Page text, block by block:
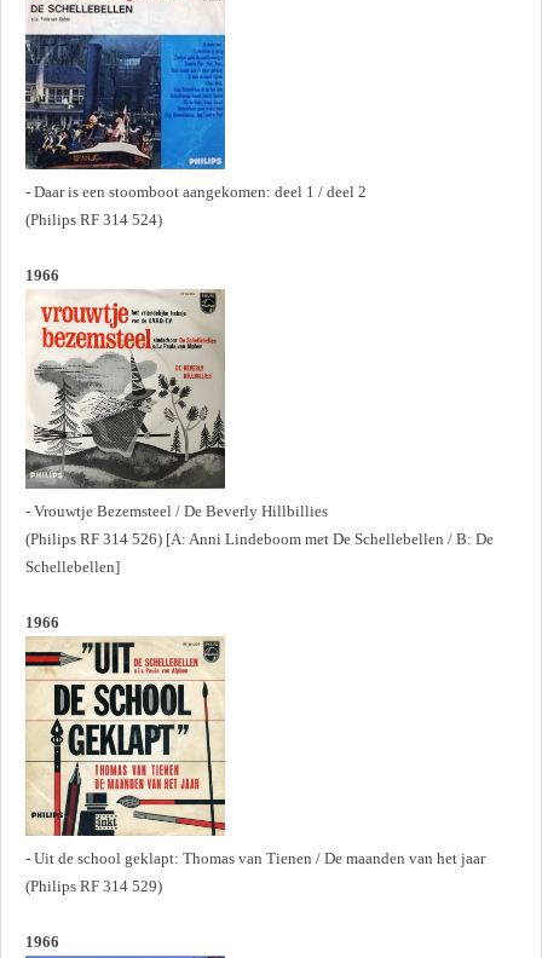
- Daar is een stoomboot aangekomen: deel 1 / deel 2
(Philips RF 314 524)
1966
- Vrouwtje Bezemsteel / De Beverly Hillbillies
(Philips RF 314 526) [A: Anni Lindeboom met De Schellebellen / B: De
Schellebellen]
1966
- Uit de school geklapt: Thomas van Tienen / De maanden van het jaar
(Philips RF 314 529)
1966